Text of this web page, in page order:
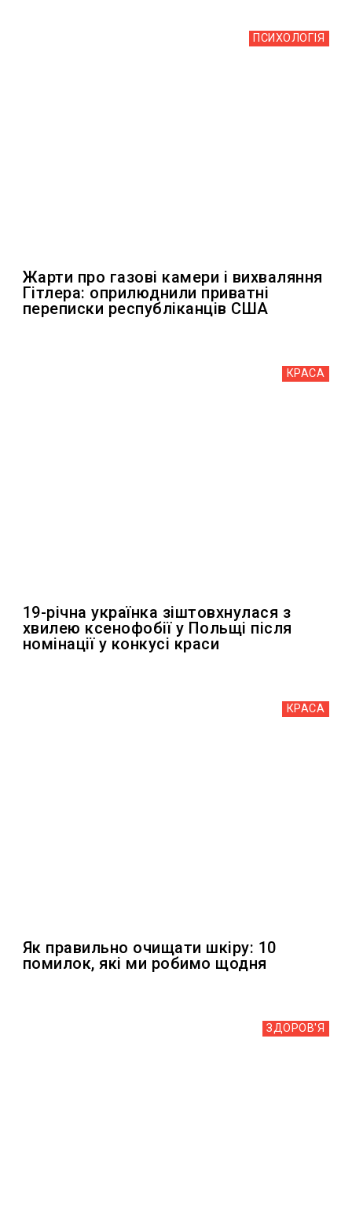
ПСИХОЛОГІЯ
Жарти про газові камери і вихваляння
Гітлера: оприлюднили приватні
переписки республіканців США
КРАСА
19-річна українка зіштовхнулася з
хвилею ксенофобії у Польщі після
номінації у конкусі краси
КРАСА
Як правильно очищати шкіру: 10
помилок, які ми робимо щодня
ЗДОРОВ'Я